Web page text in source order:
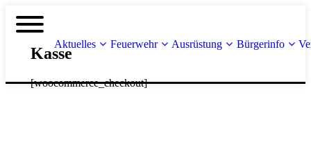
Aktuelles Feuerwehr Ausrüstung Bürgerinfo
Kasse
[woocommerce_checkout]